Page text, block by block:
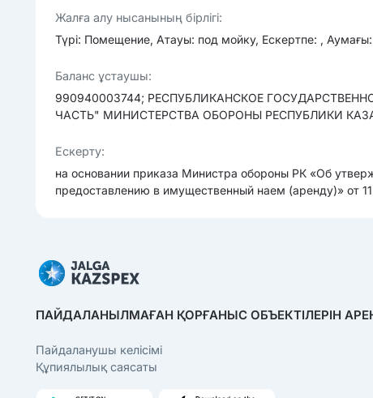
Жалға алу нысанының бірлігі:
Түрі: Помещение, Атауы: под мойку, Ескертпе: ,
Баланс ұстаушы:
990940003744; РЕСПУБЛИКАНСКОЕ
ЧАСТЬ" МИНИСТЕРСТВА ОБОРОНЫ РЕСПУБЛИКИ
Ескерту:
на основании приказа Министра обороны РК «Об
предоставлению в имущественный наем (аренду)» от
ПАЙДАЛАНЫЛМАҒАН ҚОРҒАНЫС ОБЪЕКТІЛЕРІН
Пайдаланушы келісімі
Құпиялылық саясаты